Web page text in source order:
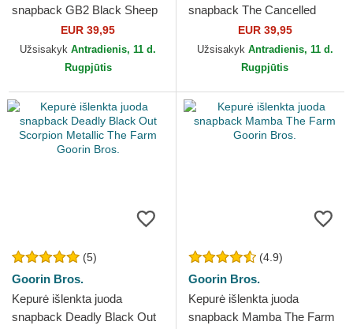
snapback GB2 Black Sheep
The Rocker The Farm Goorin
Bros.
EUR 39,95
Užsisakyk Antradienis, 11 d.
Rugpjūtis
snapback The Cancelled
Skull The Farm Goorin Bros.
EUR 39,95
Užsisakyk Antradienis, 11 d.
Rugpjūtis
(5)
Goorin Bros.
Kepurė išlenkta juoda
snapback Deadly Black Out
(4.9)
Goorin Bros.
Kepurė išlenkta juoda
snapback Mamba The Farm